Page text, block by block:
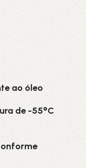
ao óleo
de -55°C